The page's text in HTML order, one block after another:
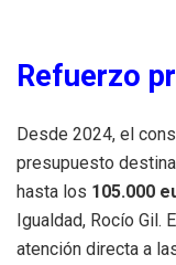
Refuerzo
Desde 2024, el
presupuesto
hasta los 105.000
Igualdad, Rocío Gil.
atención directa a